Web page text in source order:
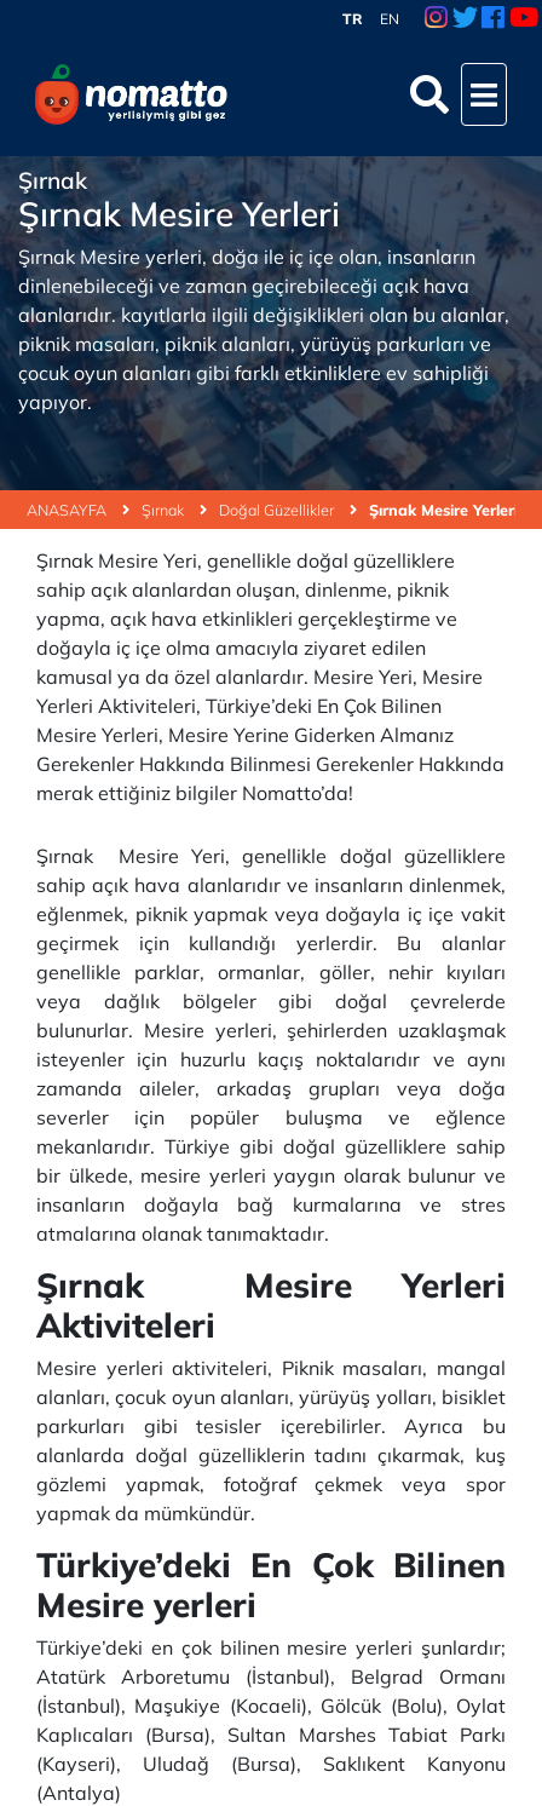
TR EN
ANASAYFA Şırnak Doğal Güzellikler Şırnak Mesire Yerleri
Şırnak
Şırnak Mesire Yerleri
Şırnak Mesire yerleri, doğa ile iç içe olan, insanların
dinlenebileceği ve zaman geçirebileceği açık hava
alanlarıdır. kayıtlarla ilgili değişiklikleri olan bu alanlar,
piknik masaları, piknik alanları, yürüyüş parkurları ve
çocuk oyun alanları gibi farklı etkinliklere ev sahipliği
yapıyor.
Şırnak Mesire Yeri, genellikle doğal güzelliklere
sahip açık alanlardan oluşan, dinlenme, piknik
yapma, açık hava etkinlikleri gerçekleştirme ve
doğayla iç içe olma amacıyla ziyaret edilen
kamusal ya da özel alanlardır. Mesire Yeri, Mesire
Yerleri Aktiviteleri, Türkiye’deki En Çok Bilinen
Mesire Yerleri, Mesire Yerine Giderken Almanız
Gerekenler Hakkında Bilinmesi Gerekenler Hakkında
merak ettiğiniz bilgiler Nomatto’da!
Şırnak Mesire Yeri, genellikle doğal güzelliklere
sahip açık hava alanlarıdır ve insanların dinlenmek,
eğlenmek, piknik yapmak veya doğayla iç içe vakit
geçirmek için kullandığı yerlerdir. Bu alanlar
genellikle parklar, ormanlar, göller, nehir kıyıları
veya dağlık bölgeler gibi doğal çevrelerde
bulunurlar. Mesire yerleri, şehirlerden uzaklaşmak
isteyenler için huzurlu kaçış noktalarıdır ve aynı
zamanda aileler, arkadaş grupları veya doğa
severler için popüler buluşma ve eğlence
mekanlarıdır. Türkiye gibi doğal güzelliklere sahip
bir ülkede, mesire yerleri yaygın olarak bulunur ve
insanların doğayla bağ kurmalarına ve stres
atmalarına olanak tanımaktadır.
Şırnak Mesire Yerleri
Aktiviteleri
Mesire yerleri aktiviteleri, Piknik masaları, mangal
alanları, çocuk oyun alanları, yürüyüş yolları, bisiklet
parkurları gibi tesisler içerebilirler. Ayrıca bu
alanlarda doğal güzelliklerin tadını çıkarmak, kuş
gözlemi yapmak, fotoğraf çekmek veya spor
yapmak da mümkündür.
Türkiye’deki En Çok Bilinen
Mesire yerleri
Türkiye’deki en çok bilinen mesire yerleri şunlardır;
Atatürk Arboretumu (İstanbul), Belgrad Ormanı
(İstanbul), Maşukiye (Kocaeli), Gölcük (Bolu), Oylat
Kaplıcaları (Bursa), Sultan Marshes Tabiat Parkı
(Kayseri), Uludağ (Bursa), Saklıkent Kanyonu
(Antalya)